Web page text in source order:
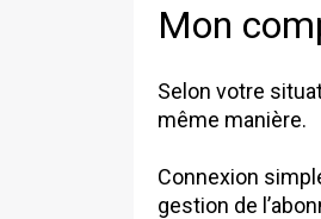
Mon
Selon votre
même manière.
Connexion
gestion de